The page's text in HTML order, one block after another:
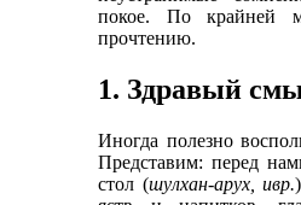
покое. По крайней
прочтению.
1. Здравый
Иногда полезно
Представим: перед
стол (шулхан-арух, ивр.